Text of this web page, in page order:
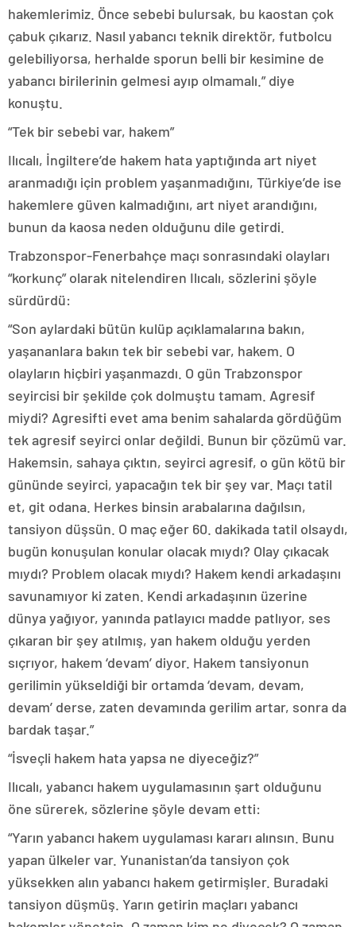
hakemlerimiz. Önce sebebi bulursak, bu kaostan çok
çabuk çıkarız. Nasıl yabancı teknik direktör, futbolcu
gelebiliyorsa, herhalde sporun belli bir kesimine de
yabancı birilerinin gelmesi ayıp olmamalı.” diye
konuştu.
“Tek bir sebebi var, hakem”
Ilıcalı, İngiltere’de hakem hata yaptığında art niyet
aranmadığı için problem yaşanmadığını, Türkiye’de ise
hakemlere güven kalmadığını, art niyet arandığını,
bunun da kaosa neden olduğunu dile getirdi.
Trabzonspor-Fenerbahçe maçı sonrasındaki olayları
“korkunç” olarak nitelendiren Ilıcalı, sözlerini şöyle
sürdürdü:
“Son aylardaki bütün kulüp açıklamalarına bakın,
yaşananlara bakın tek bir sebebi var, hakem. O
olayların hiçbiri yaşanmazdı. O gün Trabzonspor
seyircisi bir şekilde çok dolmuştu tamam. Agresif
miydi? Agresifti evet ama benim sahalarda gördüğüm
tek agresif seyirci onlar değildi. Bunun bir çözümü var.
Hakemsin, sahaya çıktın, seyirci agresif, o gün kötü bir
gününde seyirci, yapacağın tek bir şey var. Maçı tatil
et, git odana. Herkes binsin arabalarına dağılsın,
tansiyon düşsün. O maç eğer 60. dakikada tatil olsaydı,
bugün konuşulan konular olacak mıydı? Olay çıkacak
mıydı? Problem olacak mıydı? Hakem kendi arkadaşını
savunamıyor ki zaten. Kendi arkadaşının üzerine
dünya yağıyor, yanında patlayıcı madde patlıyor, ses
çıkaran bir şey atılmış, yan hakem olduğu yerden
sıçrıyor, hakem ‘devam’ diyor. Hakem tansiyonun
gerilimin yükseldiği bir ortamda ‘devam, devam,
devam’ derse, zaten devamında gerilim artar, sonra da
bardak taşar.”
“İsveçli hakem hata yapsa ne diyeceğiz?”
Ilıcalı, yabancı hakem uygulamasının şart olduğunu
öne sürerek, sözlerine şöyle devam etti:
“Yarın yabancı hakem uygulaması kararı alınsın. Bunu
yapan ülkeler var. Yunanistan’da tansiyon çok
yüksekken alın yabancı hakem getirmişler. Buradaki
tansiyon düşmüş. Yarın getirin maçları yabancı